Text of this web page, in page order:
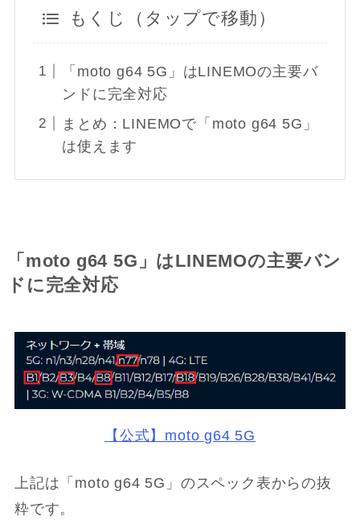
もくじ（タップで移動）
「moto g64 5G」はLINEMOの主要バ
ンドに完全対応
まとめ：LINEMOで「moto g64 5G」
は使えます
「moto g64 5G」はLINEMOの主要バン
ドに完全対応
【公式】moto g64 5G
上記は「moto g64 5G」のスペック表からの抜
粋です。